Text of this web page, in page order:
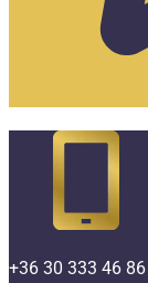
+36 30 333 46 86